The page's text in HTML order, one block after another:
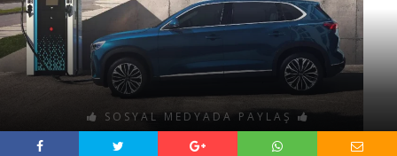
SOSYAL MEDYADA PAYLAŞ